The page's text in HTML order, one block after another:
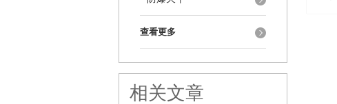
查看更多
相关文章